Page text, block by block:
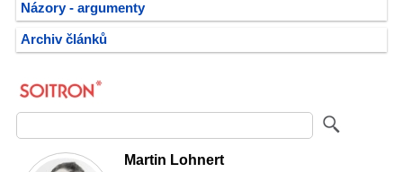
Názory - argumenty
Archiv článků
Martin Lohnert